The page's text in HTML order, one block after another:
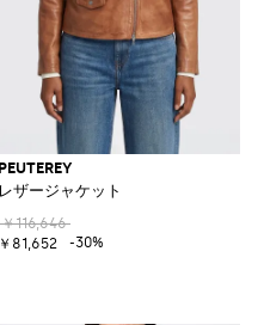
PEUTEREY
レザージャケット
￥116,646
￥81,652
-30%